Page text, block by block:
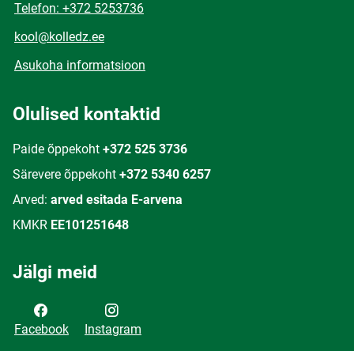
Telefon: +372 5253736
kool@kolledz.ee
Asukoha informatsioon
Olulised kontaktid
Paide õppekoht +372 525 3736
Särevere õppekoht +372 5340 6257
Arved: arved esitada E-arvena
KMKR EE101251648
Jälgi meid
Facebook Instagram